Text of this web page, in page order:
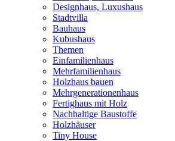
Designhaus, Luxushaus
Stadtvilla
Bauhaus
Kubushaus
Themen
Einfamilienhaus
Mehrfamilienhaus
Holzhaus bauen
Mehrgenerationenhaus
Fertighaus mit Holz
Nachhaltige Baustoffe
Holzhäuser
Tiny House